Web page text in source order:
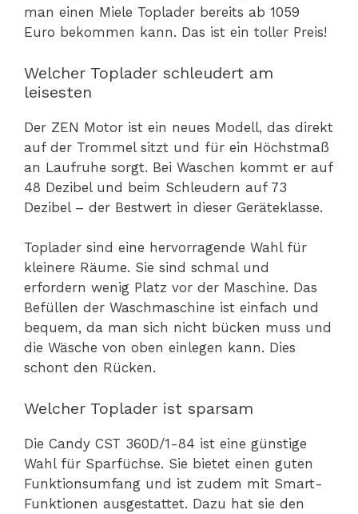
man einen Miele Toplader bereits ab 1059
Euro bekommen kann. Das ist ein toller Preis!
Welcher Toplader schleudert am
leisesten
Der ZEN Motor ist ein neues Modell, das direkt
auf der Trommel sitzt und für ein Höchstmaß
an Laufruhe sorgt. Bei Waschen kommt er auf
48 Dezibel und beim Schleudern auf 73
Dezibel – der Bestwert in dieser Geräteklasse.
Toplader sind eine hervorragende Wahl für
kleinere Räume. Sie sind schmal und
erfordern wenig Platz vor der Maschine. Das
Befüllen der Waschmaschine ist einfach und
bequem, da man sich nicht bücken muss und
die Wäsche von oben einlegen kann. Dies
schont den Rücken.
Welcher Toplader ist sparsam
Die Candy CST 360D/1-84 ist eine günstige
Wahl für Sparfüchse. Sie bietet einen guten
Funktionsumfang und ist zudem mit Smart-
Funktionen ausgestattet. Dazu hat sie den